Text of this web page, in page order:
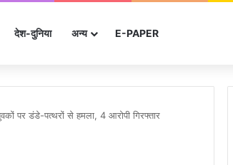
देश-दुनिया अन्‍य E-PAPER
पर डंडे-पत्थरों से हमला, 4 आरोपी गिरफ्तार